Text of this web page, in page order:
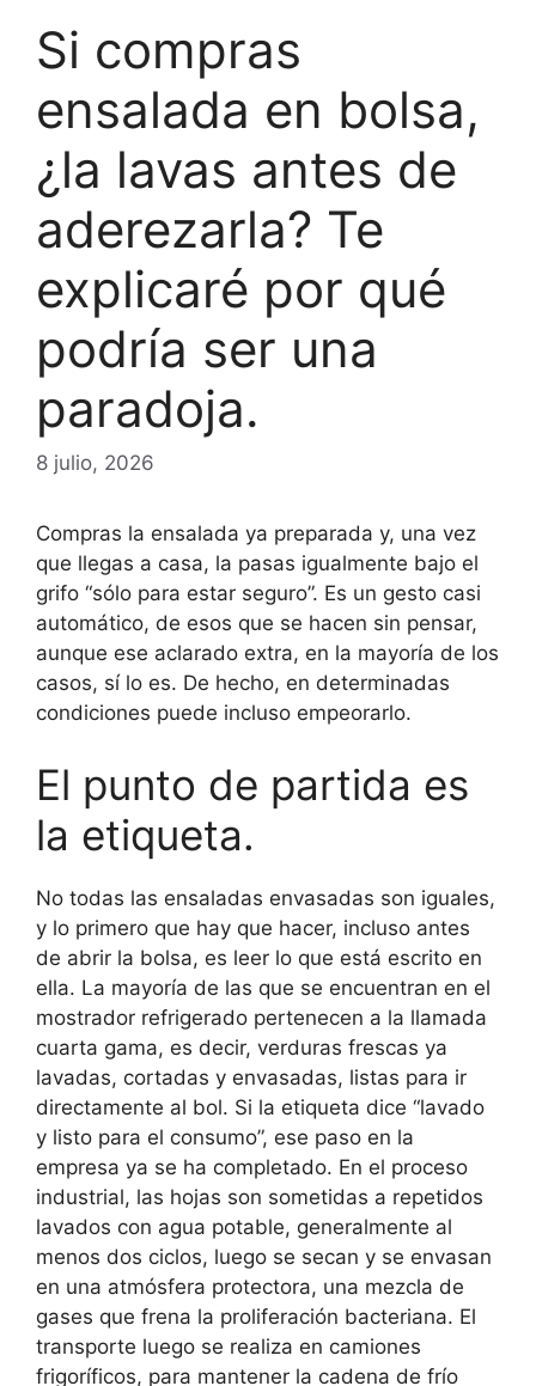
Si compras
ensalada en bolsa,
¿la lavas antes de
aderezarla? Te
explicaré por qué
podría ser una
paradoja.
8 julio, 2026
Compras la ensalada ya preparada y, una vez
que llegas a casa, la pasas igualmente bajo el
grifo “sólo para estar seguro”. Es un gesto casi
automático, de esos que se hacen sin pensar,
aunque ese aclarado extra, en la mayoría de los
casos, sí lo es. De hecho, en determinadas
condiciones puede incluso empeorarlo.
El punto de partida es
la etiqueta.
No todas las ensaladas envasadas son iguales,
y lo primero que hay que hacer, incluso antes
de abrir la bolsa, es leer lo que está escrito en
ella. La mayoría de las que se encuentran en el
mostrador refrigerado pertenecen a la llamada
cuarta gama, es decir, verduras frescas ya
lavadas, cortadas y envasadas, listas para ir
directamente al bol. Si la etiqueta dice “lavado
y listo para el consumo”, ese paso en la
empresa ya se ha completado. En el proceso
industrial, las hojas son sometidas a repetidos
lavados con agua potable, generalmente al
menos dos ciclos, luego se secan y se envasan
en una atmósfera protectora, una mezcla de
gases que frena la proliferación bacteriana. El
transporte luego se realiza en camiones
frigoríficos, para mantener la cadena de frío